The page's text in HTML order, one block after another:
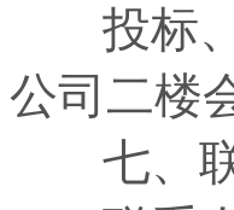
投标、
公司二楼
七、联